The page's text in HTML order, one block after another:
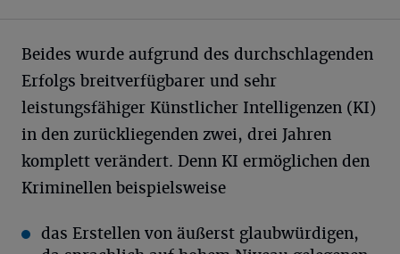
Beides wurde aufgrund des durchschlagenden
Erfolgs breitverfügbarer und sehr
leistungsfähiger Künstlicher Intelligenzen (KI)
in den zurückliegenden zwei, drei Jahren
komplett verändert. Denn KI ermöglichen den
Kriminellen beispielsweise
das Erstellen von äußerst glaubwürdigen,